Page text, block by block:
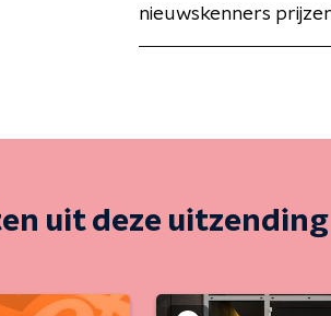
nieuwskenners
uit deze uitzending